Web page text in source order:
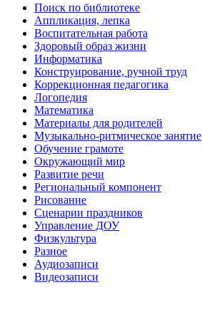
Поиск по библиотеке
Аппликация, лепка
Воспитательная работа
Здоровый образ жизни
Информатика
Конструирование, ручной труд
Коррекционная педагогика
Логопедия
Математика
Материалы для родителей
Музыкально-ритмическое занятие
Обучение грамоте
Окружающий мир
Развитие речи
Региональный компонент
Рисование
Сценарии праздников
Управление ДОУ
Физкультура
Разное
Аудиозаписи
Видеозаписи